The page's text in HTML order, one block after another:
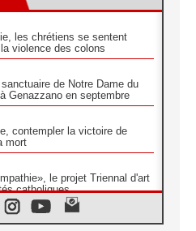
les chrétiens se sentent
violence des colons
de Notre Dame du
Genazzano en septembre
contempler la victoire de
mort
le projet Triennal d'art
catholiques
la parole aux religieuses